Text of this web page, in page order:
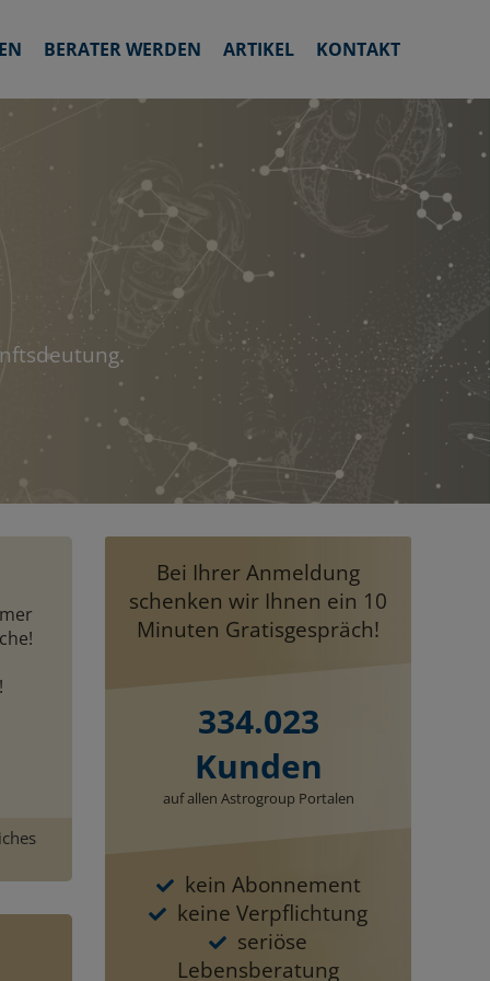
BERATER WERDEN ARTIKEL KONTAKT
Bei Ihrer Anmeldung
schenken wir Ihnen ein 10
Minuten Gratisgespräch!
334.023
Kunden
auf allen Astrogroup Portalen
kein Abonnement
keine Verpflichtung
seriöse
Lebensberatung